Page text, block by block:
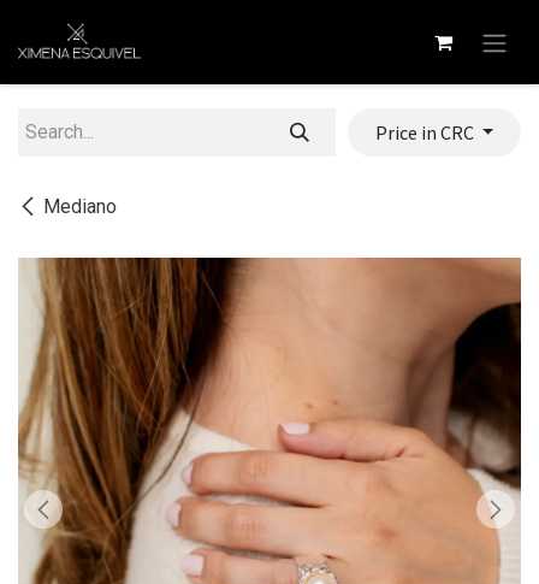
Mediano
Price in CRC